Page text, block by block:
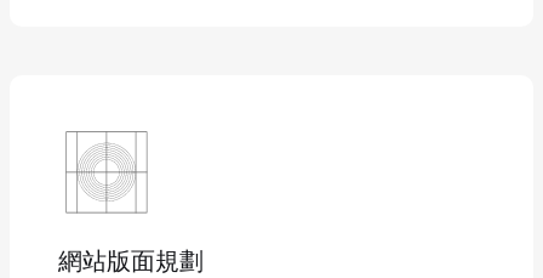
網站版面規劃